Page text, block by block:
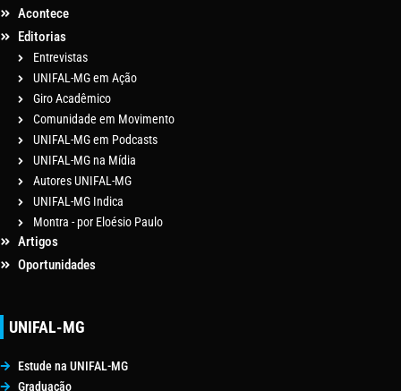
Acontece
Editorias
Entrevistas
UNIFAL-MG em Ação
Giro Acadêmico
Comunidade em Movimento
UNIFAL-MG em Podcasts
UNIFAL-MG na Mídia
Autores UNIFAL-MG
UNIFAL-MG Indica
Montra - por Eloésio Paulo
Artigos
Oportunidades
UNIFAL-MG
Estude na UNIFAL-MG
Graduação